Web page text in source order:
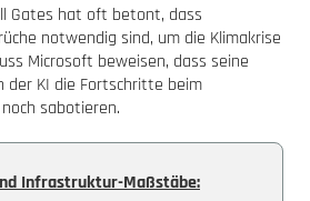
Gates hat oft betont, dass
notwendig sind, um die Klimakrise
Microsoft beweisen, dass seine
der KI die Fortschritte beim
sabotieren.
Infrastruktur-Maßstäbe: